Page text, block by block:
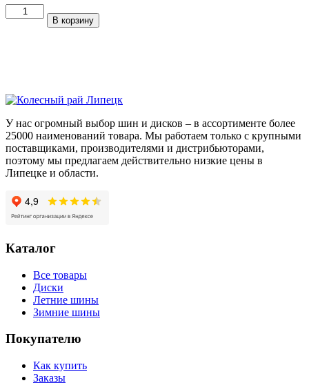
Количество
товара
V
В корзину
У нас огромный выбор шин и дисков – в ассортименте более
25000 наименований товара. Мы работаем только с крупными
поставщиками, производителями и дистрибьюторами,
поэтому мы предлагаем действительно низкие цены в
Липецке и области.
Каталог
Все товары
Диски
Летние шины
Зимние шины
Покупателю
Как купить
Заказы